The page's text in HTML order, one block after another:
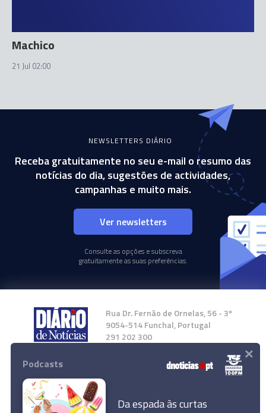
Machico
21 Jul 02:00
NEWSLETTERS DIÁRIO
Receba gratuitamente no seu e-mail o resumo das
notícias do dia, sugestões de actividades,
campanhas e muito mais.
Ver newsletters
Consulte as opções e subscreva
gratuitamente as suas preferências.
Rua Dr. Fernão de Ornelas, 56 - 3º
9054-514 Funchal, Portugal
291 202 300
Instale a nossa App
Podcasts
Da espada às curtas
×